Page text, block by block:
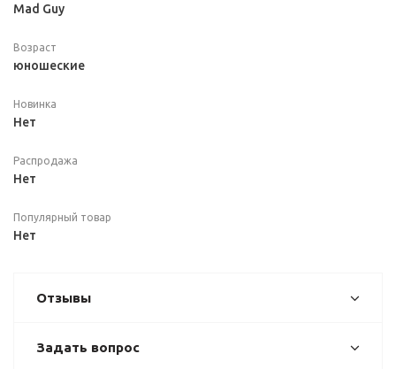
Mad Guy
Возраст
юношеские
Новинка
Нет
Распродажа
Нет
Популярный товар
Нет
Отзывы
Задать вопрос